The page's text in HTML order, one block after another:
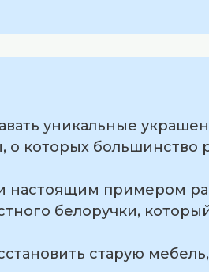
уникальные
о которых большинство
настоящим примером
белоручки,
старую